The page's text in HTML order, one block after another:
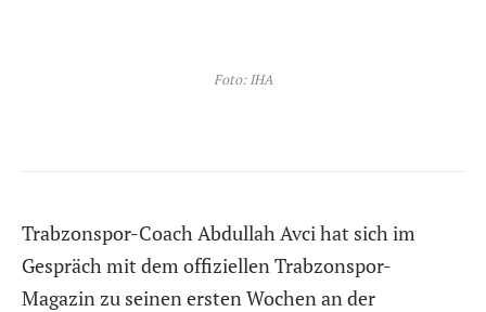
Foto: IHA
Trabzonspor-Coach Abdullah Avci hat sich im
Gespräch mit dem offiziellen Trabzonspor-
Magazin zu seinen ersten Wochen an der